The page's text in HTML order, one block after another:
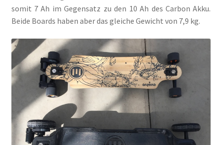
somit 7 Ah im Gegensatz zu den 10 Ah des Carbon Akku.
Beide Boards haben aber das gleiche Gewicht von 7,9 kg.